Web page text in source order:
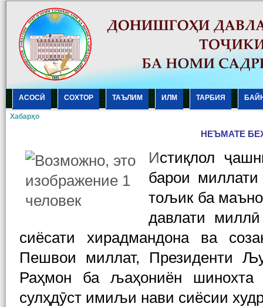
АСОСӢ СОХТОР ТАЪЛИМ ИЛМ ТАРБИЯ
Хабарҳо
НЕЪМАТЕ
Истиқлол
барои
тољик ба
давлати
сиёсати хирадмандона ва
Пешвои миллат, Президенти
Раҳмон ба љаҳониён
сулҳдӯст имиљи нави сиёсии